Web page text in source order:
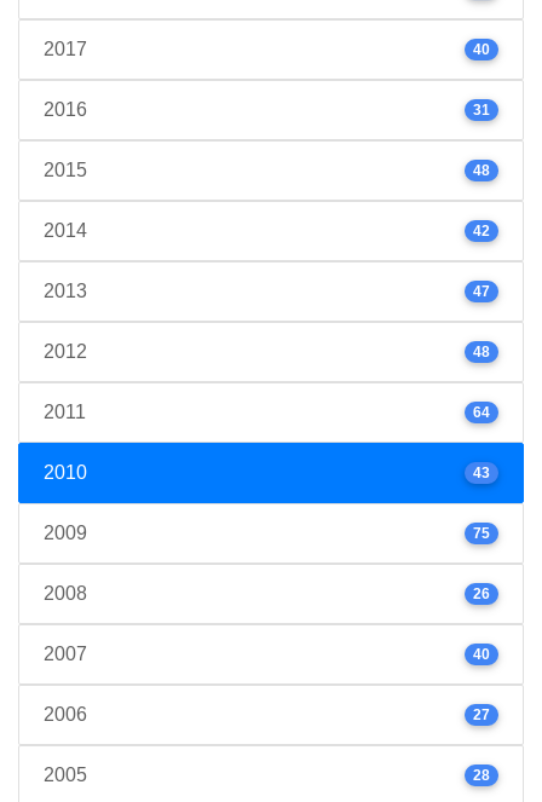
2017 40
2016 31
2015 48
2014 42
2013 47
2012 48
2011 64
2010 43
2009 75
2008 26
2007 40
2006 27
2005 28